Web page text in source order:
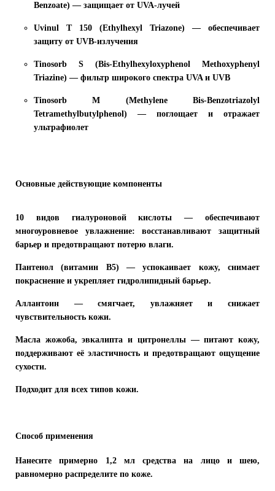
Benzoate) — защищает от UVA-лучей
Uvinul T 150 (Ethylhexyl Triazone) — обеспечивает
защиту от UVB-излучения
Tinosorb S (Bis-Ethylhexyloxyphenol Methoxyphenyl
Triazine) — фильтр широкого спектра UVA и UVB
Tinosorb M (Methylene Bis-Benzotriazolyl
Tetramethylbutylphenol) — поглощает и отражает
ультрафиолет
Основные действующие компоненты
10 видов гиалуроновой кислоты — обеспечивают
многоуровневое увлажнение: восстанавливают защитный
барьер и предотвращают потерю влаги.
Пантенол (витамин B5) — успокаивает кожу, снимает
покраснение и укрепляет гидролипидный барьер.
Аллантоин — смягчает, увлажняет и снижает
чувствительность кожи.
Масла жожоба, эвкалипта и цитронеллы— питают кожу,
поддерживают её эластичность и предотвращают ощущение
сухости.
Подходит для всех типов кожи.
Способ применения
Нанесите примерно 1,2 мл средства на лицо и шею,
равномерно распределите по коже.